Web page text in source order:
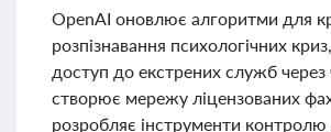
OpenAI оновлює алгоритми для
розпізнавання психологічних
доступ до екстрених служб через
створює мережу ліцензованих
розробляє інструменти контролю